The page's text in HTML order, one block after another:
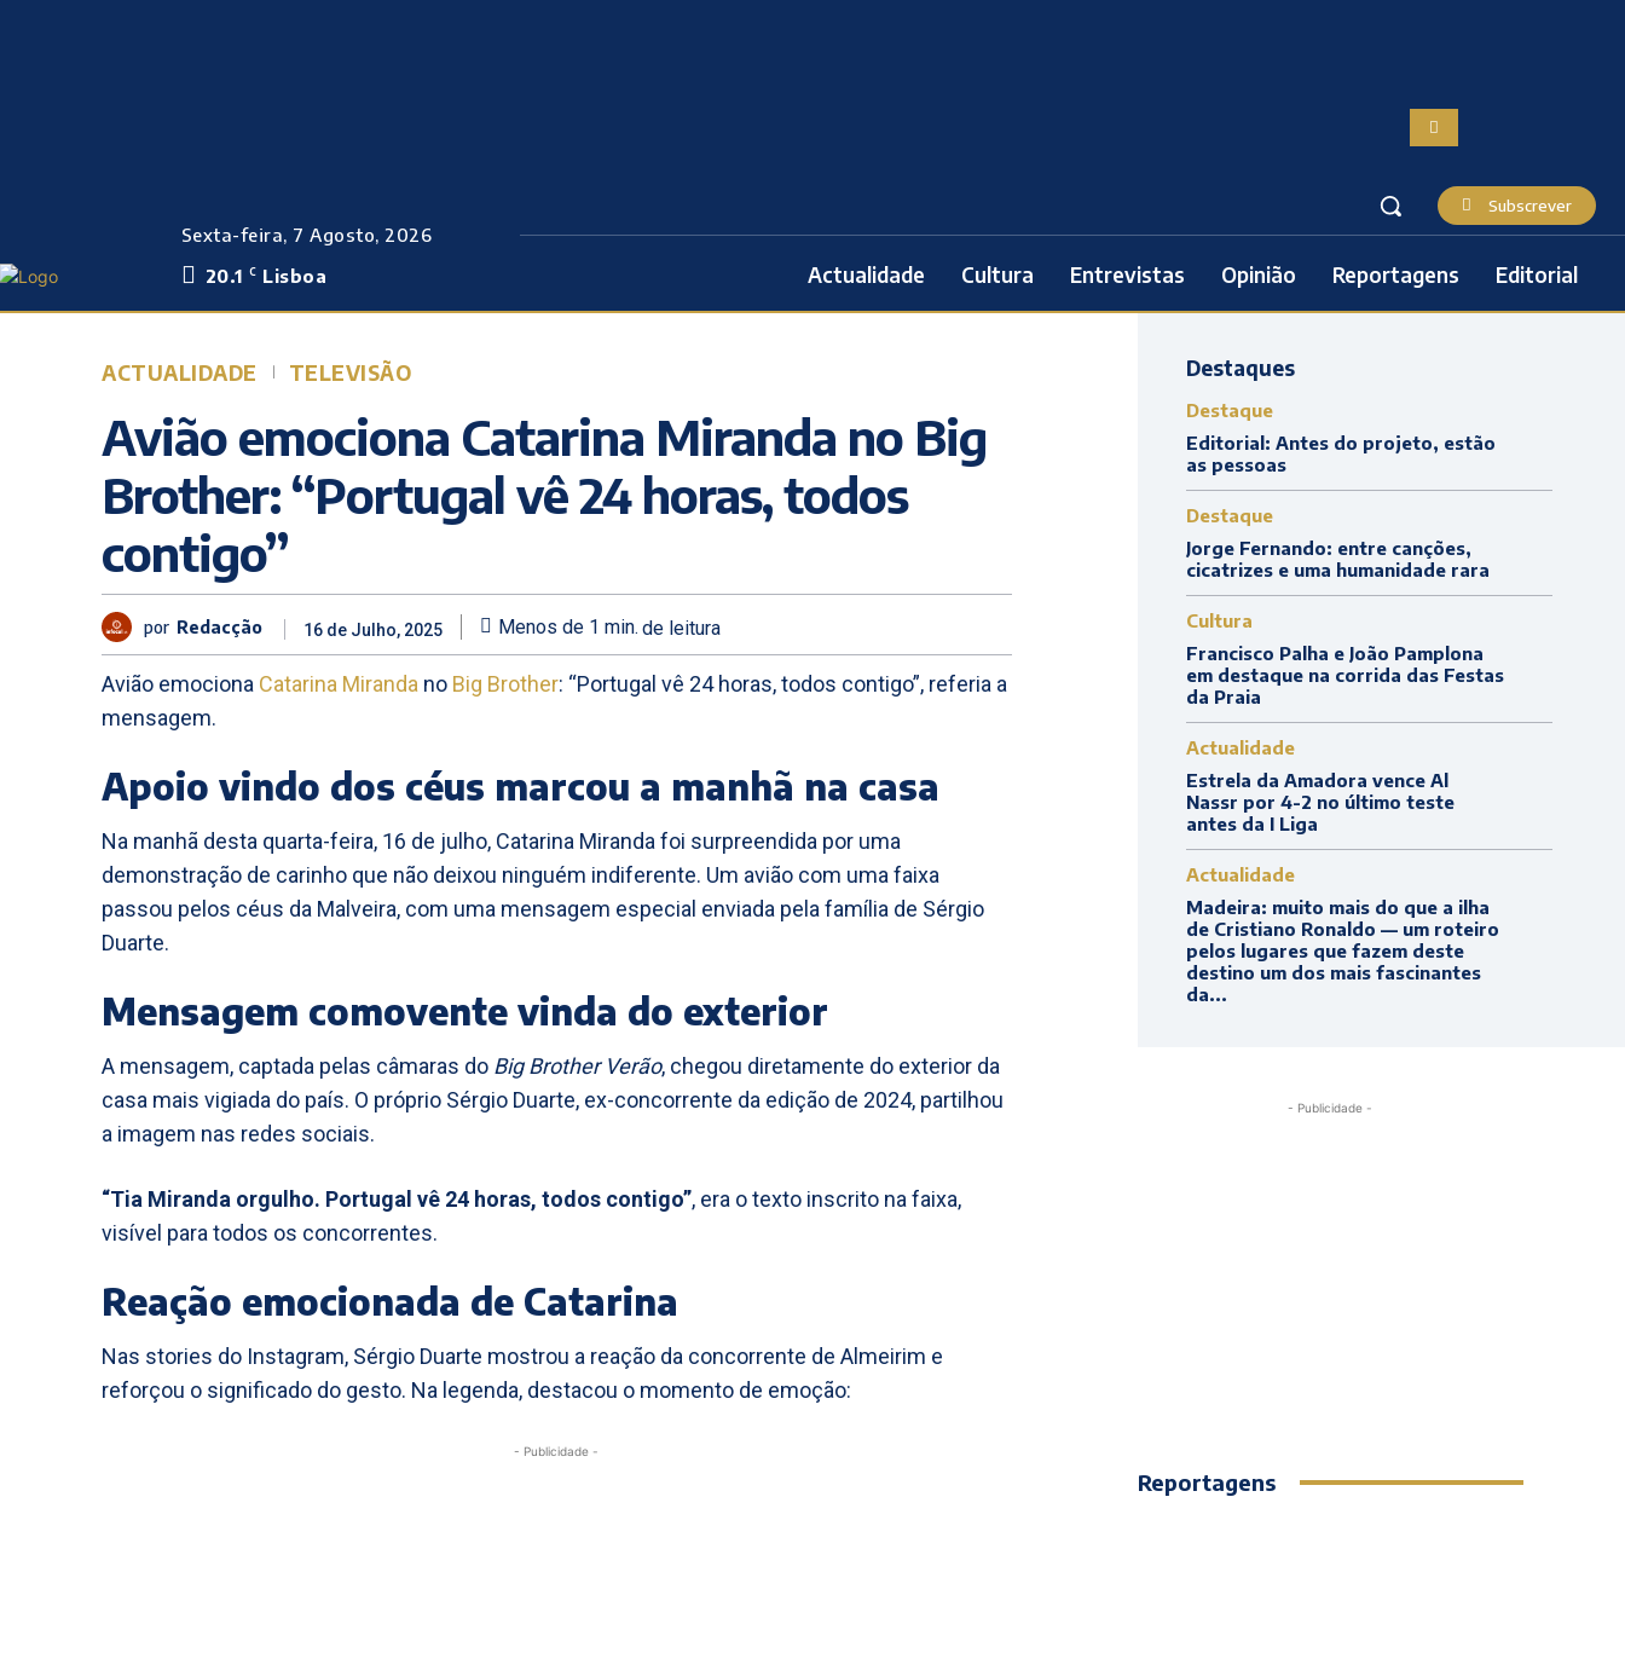
Sexta-feira, 7 Agosto, 2026
20.1 C Lisboa
Subscrever
Actualidade Cultura Entrevistas Opinião Reportagens Editorial
ACTUALIDADE TELEVISÃO
Avião emociona Catarina Miranda no Big
Brother: “Portugal vê 24 horas, todos
contigo”
por Redacção 16 de Julho, 2025 Menos de 1 min. de leitura
Avião emociona Catarina Miranda no Big Brother: “Portugal vê 24 horas, todos contigo”, referia a
mensagem.
Apoio vindo dos céus marcou a manhã na casa
Na manhã desta quarta-feira, 16 de julho, Catarina Miranda foi surpreendida por uma
demonstração de carinho que não deixou ninguém indiferente. Um avião com uma faixa
passou pelos céus da Malveira, com uma mensagem especial enviada pela família de Sérgio
Duarte.
Mensagem comovente vinda do exterior
A mensagem, captada pelas câmaras do Big Brother Verão, chegou diretamente do exterior da
casa mais vigiada do país. O próprio Sérgio Duarte, ex-concorrente da edição de 2024, partilhou
a imagem nas redes sociais.
“Tia Miranda orgulho. Portugal vê 24 horas, todos contigo”, era o texto inscrito na faixa,
visível para todos os concorrentes.
Reação emocionada de Catarina
Nas stories do Instagram, Sérgio Duarte mostrou a reação da concorrente de Almeirim e
reforçou o significado do gesto. Na legenda, destacou o momento de emoção:
- Publicidade -
Destaques
Destaque
Editorial: Antes do projeto, estão
as pessoas
Destaque
Jorge Fernando: entre canções,
cicatrizes e uma humanidade rara
Cultura
Francisco Palha e João Pamplona
em destaque na corrida das Festas
da Praia
Actualidade
Estrela da Amadora vence Al
Nassr por 4-2 no último teste
antes da I Liga
Actualidade
Madeira: muito mais do que a ilha
de Cristiano Ronaldo — um roteiro
pelos lugares que fazem deste
destino um dos mais fascinantes
da...
- Publicidade -
Reportagens